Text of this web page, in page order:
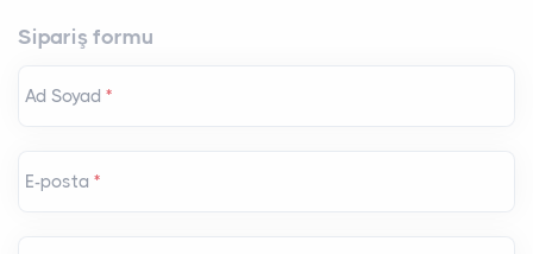
Sipariş formu
Ad Soyad *
E-posta *